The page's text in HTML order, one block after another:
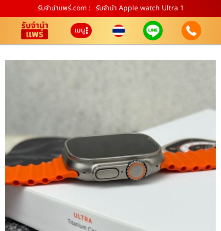
รับจํานําแพร่.com : รับจำนำ Apple watch Ultra 1
เมนู